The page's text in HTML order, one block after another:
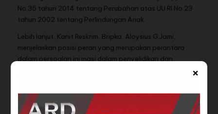
×
No.35 tahun 2014 tentang Perubahan atas UU RI No.23
tahun 2002 tentang Perlindungan Anak.
Lebih lanjut, Kanit Reskrim, Bripka, Aloysius G.Jami,
menjelaskan posisi peran yang merupakan perantara
dalam persoalan ini masi dalam penyelidikan dan
wajib lapor di polsek reo, pelaku dan perantara akan di
proses hukum sesuai SOP”